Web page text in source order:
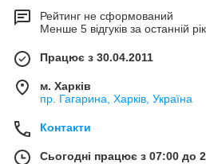
Рейтинг не сформований
Менше 5 відгуків за останній рік
Працює з 30.04.2011
м. Харків
пр. Гагарина, Харків, Україна
Контакти
Сьогодні працює з 07:00 до